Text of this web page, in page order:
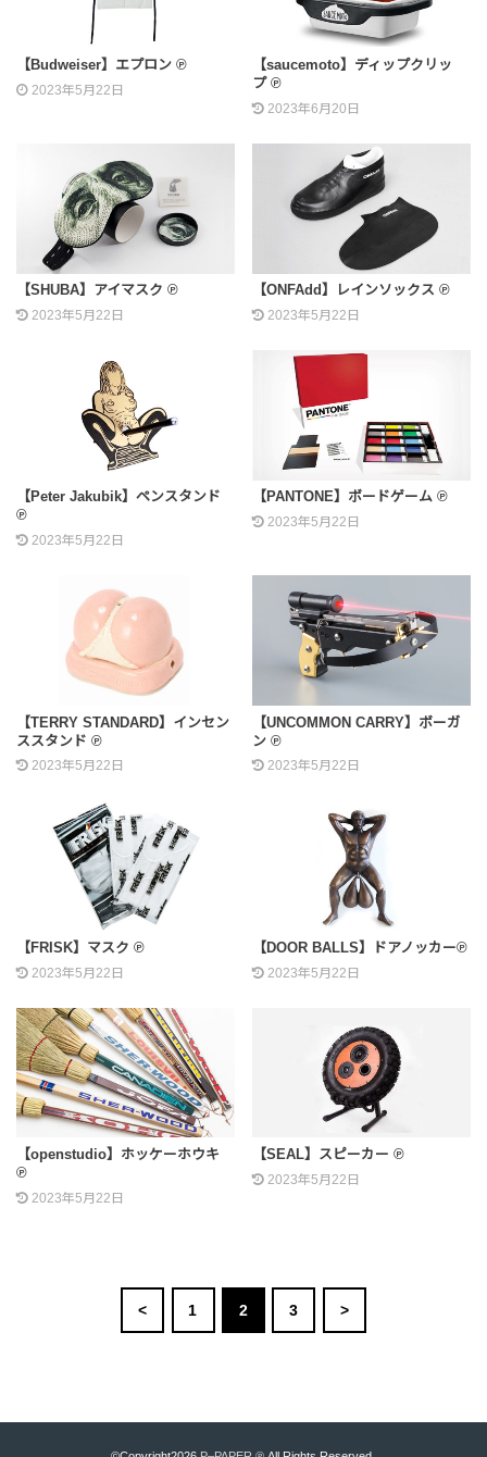
【Budweiser】エプロン ℗
2023年5月22日
【saucemoto】ディップクリッ
プ ℗
2023年6月20日
【SHUBA】アイマスク ℗
2023年5月22日
【ONFAdd】レインソックス ℗
2023年5月22日
【Peter Jakubik】ペンスタンド
℗
2023年5月22日
【PANTONE】ボードゲーム ℗
2023年5月22日
【TERRY STANDARD】インセン
ススタンド ℗
2023年5月22日
【UNCOMMON CARRY】ボーガ
ン ℗
2023年5月22日
【FRISK】マスク ℗
2023年5月22日
【DOOR BALLS】ドアノッカー℗
2023年5月22日
【openstudio】ホッケーホウキ
℗
2023年5月22日
【SEAL】スピーカー ℗
2023年5月22日
< 1 2 3 >